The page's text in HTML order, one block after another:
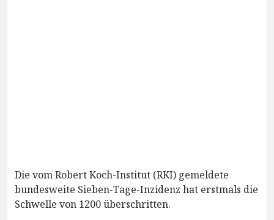
Die vom Robert Koch-Institut (RKI) gemeldete
bundesweite Sieben-Tage-Inzidenz hat erstmals die
Schwelle von 1200 überschritten.